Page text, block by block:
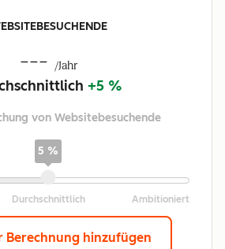
--- /Jahr
+5 %
von Websitebesuchende
5 %
Berechnung hinzufügen